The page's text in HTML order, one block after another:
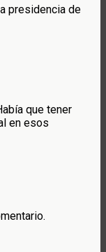
presidencia de
que tener
en esos